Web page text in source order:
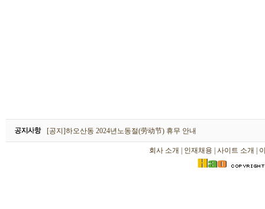
하오산동 2026년 설날(春节) 휴무 안내
[공지]하오산동 2024년노동절(劳动节) 휴무 안내
[공지]하오산동 2024년 설날(春节) 휴무 안내
회사 소개 인재채용 사이트 소개